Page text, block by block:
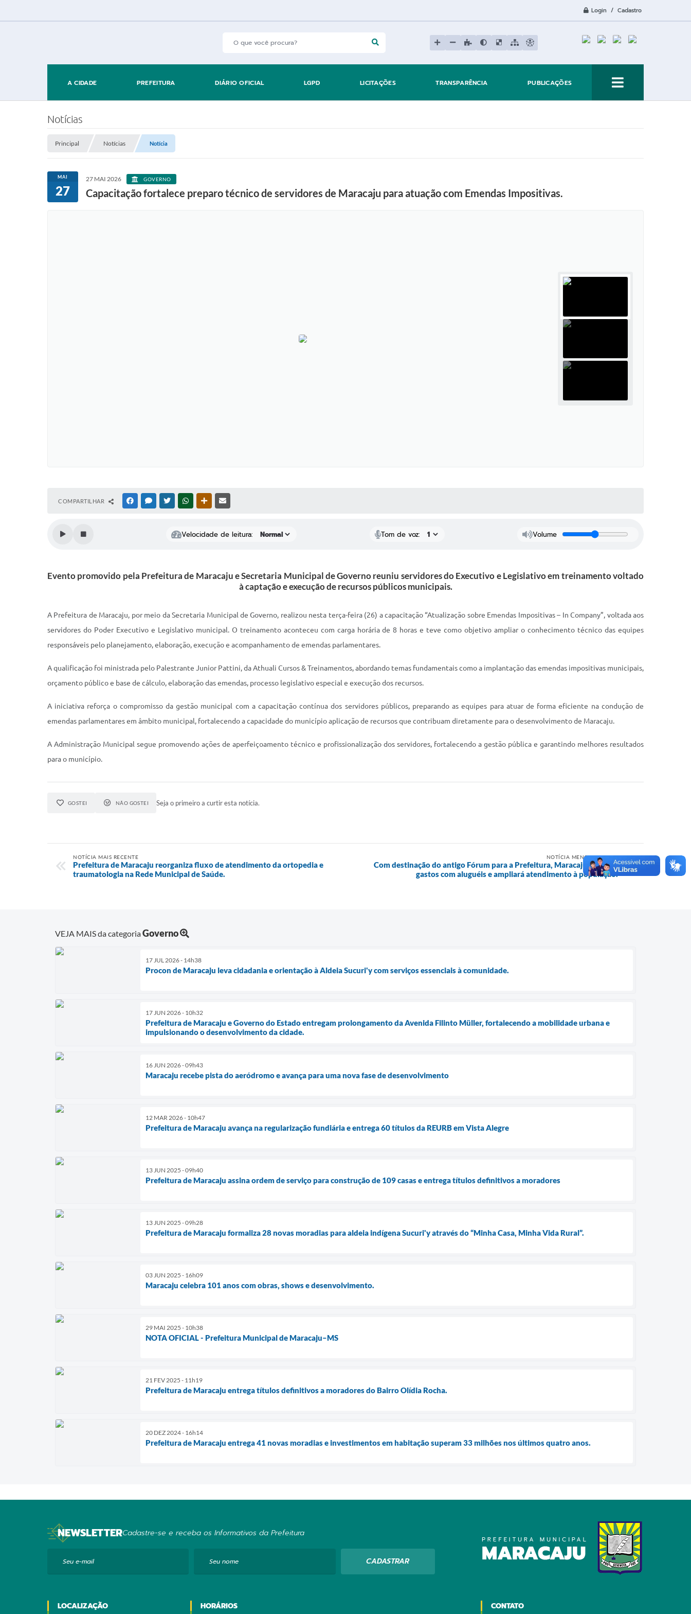
Login / Cadastro
A CIDADE PREFEITURA DIÁRIO OFICIAL LGPD LICITAÇÕES TRANSPARÊNCIA PUBLICAÇÕES
Notícias
Principal Notícias Notícia
MAI
27
27 MAI 2026 GOVERNO
Capacitação fortalece preparo técnico de servidores de Maracaju para atuação com Emendas Impositivas.
COMPARTILHAR FACEBOOKMESSENGER
TWITTERWHATSAPPOUTRAS MÍDIAS
Velocidade de leitura: Tom de voz: Volume
Evento promovido pela Prefeitura de Maracaju e Secretaria Municipal de Governo reuniu servidores do Executivo e Legislativo em treinamento voltado
à captação e execução de recursos públicos municipais.
A Prefeitura de Maracaju, por meio da Secretaria Municipal de Governo, realizou nesta terça-feira (26) a capacitação “Atualização sobre Emendas Impositivas – In Company”, voltada aos
servidores do Poder Executivo e Legislativo municipal. O treinamento aconteceu com carga horária de 8 horas e teve como objetivo ampliar o conhecimento técnico das equipes
responsáveis pelo planejamento, elaboração, execução e acompanhamento de emendas parlamentares.
A qualificação foi ministrada pelo Palestrante Junior Pattini, da Athuali Cursos & Treinamentos, abordando temas fundamentais como a implantação das emendas impositivas municipais,
orçamento público e base de cálculo, elaboração das emendas, processo legislativo especial e execução dos recursos.
A iniciativa reforça o compromisso da gestão municipal com a capacitação contínua dos servidores públicos, preparando as equipes para atuar de forma eficiente na condução de
emendas parlamentares em âmbito municipal, fortalecendo a capacidade do município aplicação de recursos que contribuam diretamente para o desenvolvimento de Maracaju.
A Administração Municipal segue promovendo ações de aperfeiçoamento técnico e profissionalização dos servidores, fortalecendo a gestão pública e garantindo melhores resultados
para o município.
GOSTEI NÃO GOSTEI Seja o primeiro a curtir esta notícia.
NOTÍCIA MAIS RECENTE
Prefeitura de Maracaju reorganiza fluxo de atendimento da ortopedia e
traumatologia na Rede Municipal de Saúde.
NOTÍCIA MENOS RECENTE
Com destinação do antigo Fórum para a Prefeitura, Maracaju reduzirá
gastos com aluguéis e ampliará atendimento à população.
VEJA MAIS da categoriaGoverno
17 JUL 2026 - 14h38
Procon de Maracaju leva cidadania e orientação à Aldeia Sucuri'y com serviços essenciais à comunidade.
17 JUN 2026 - 10h32
Prefeitura de Maracaju e Governo do Estado entregam prolongamento da Avenida Filinto Müller, fortalecendo a mobilidade urbana e
impulsionando o desenvolvimento da cidade.
16 JUN 2026 - 09h43
Maracaju recebe pista do aeródromo e avança para uma nova fase de desenvolvimento
12 MAR 2026 - 10h47
Prefeitura de Maracaju avança na regularização fundiária e entrega 60 títulos da REURB em Vista Alegre
13 JUN 2025 - 09h40
Prefeitura de Maracaju assina ordem de serviço para construção de 109 casas e entrega títulos definitivos a moradores
13 JUN 2025 - 09h28
Prefeitura de Maracaju formaliza 28 novas moradias para aldeia indígena Sucuri'y através do “Minha Casa, Minha Vida Rural”.
03 JUN 2025 - 16h09
Maracaju celebra 101 anos com obras, shows e desenvolvimento.
29 MAI 2025 - 10h38
NOTA OFICIAL - Prefeitura Municipal de Maracaju–MS
21 FEV 2025 - 11h19
Prefeitura de Maracaju entrega títulos definitivos a moradores do Bairro Olídia Rocha.
20 DEZ 2024 - 16h14
Prefeitura de Maracaju entrega 41 novas moradias e investimentos em habitação superam 33 milhões nos últimos quatro anos.
NEWSLETTERCadastre-se e receba os Informativos da Prefeitura
Seu e-mail Seu nome CADASTRAR
LOCALIZAÇÃO
HORÁRIOS
CONTATO